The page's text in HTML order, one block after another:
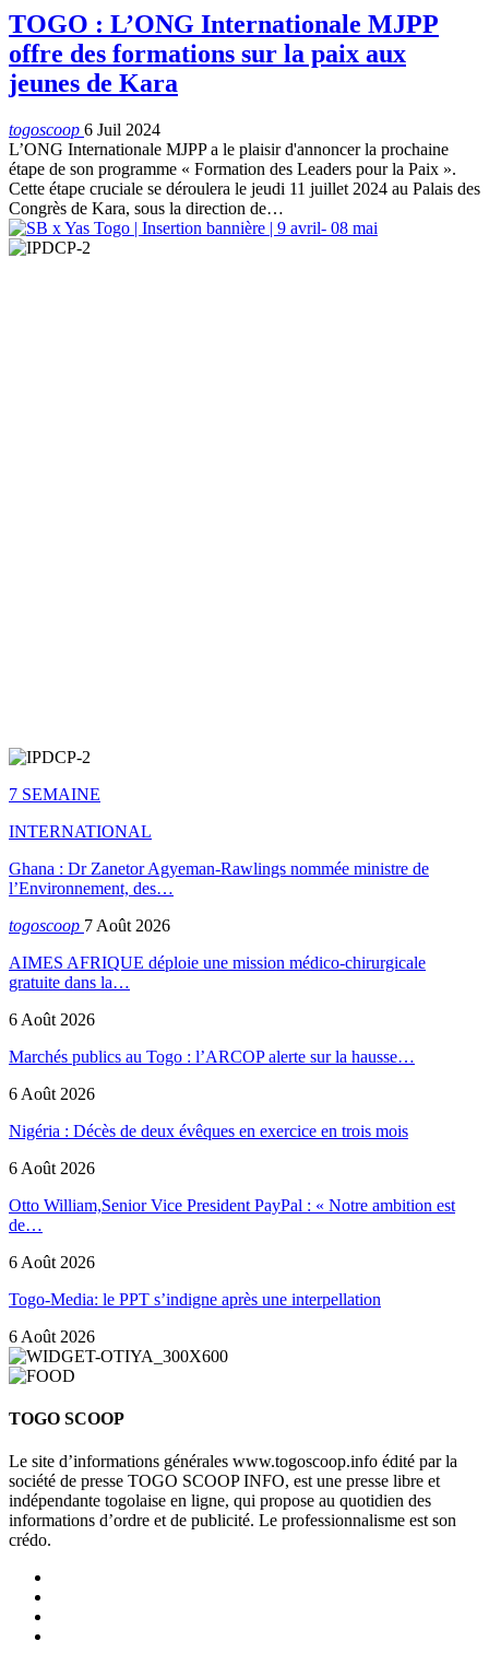
TOGO : L’ONG Internationale MJPP
offre des formations sur la paix aux
jeunes de Kara
togoscoop 6 Juil 2024
L’ONG Internationale MJPP a le plaisir d'annoncer la prochaine
étape de son programme « Formation des Leaders pour la Paix ».
Cette étape cruciale se déroulera le jeudi 11 juillet 2024 au Palais des
Congrès de Kara, sous la direction de…
7 SEMAINE
INTERNATIONAL
Ghana : Dr Zanetor Agyeman-Rawlings nommée ministre de
l’Environnement, des…
togoscoop 7 Août 2026
AIMES AFRIQUE déploie une mission médico-chirurgicale
gratuite dans la…
6 Août 2026
Marchés publics au Togo : l’ARCOP alerte sur la hausse…
6 Août 2026
Nigéria : Décès de deux évêques en exercice en trois mois
6 Août 2026
Otto William,Senior Vice President PayPal : « Notre ambition est
de…
6 Août 2026
Togo-Media: le PPT s’indigne après une interpellation
6 Août 2026
TOGO SCOOP
Le site d’informations générales www.togoscoop.info édité par la
société de presse TOGO SCOOP INFO, est une presse libre et
indépendante togolaise en ligne, qui propose au quotidien des
informations d’ordre et de publicité. Le professionnalisme est son
crédo.